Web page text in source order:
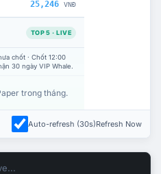
25,246 VNĐ
TOP 5 · LIVE
chốt · Chốt 12:00
30 ngày VIP Whale.
trong tháng.
Auto-refresh (30s)Refresh Now